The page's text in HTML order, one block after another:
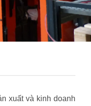
xuất và kinh doanh